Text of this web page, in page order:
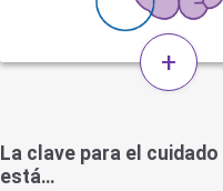
+
La clave para el
está…